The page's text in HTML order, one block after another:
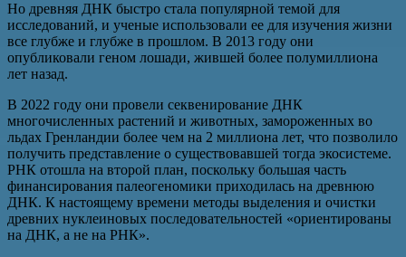
Но древняя ДНК быстро стала популярной темой для
исследований, и ученые использовали ее для изучения жизни
все глубже и глубже в прошлом. В 2013 году они
опубликовали геном лошади, жившей более полумиллиона
лет назад.
В 2022 году они провели секвенирование ДНК
многочисленных растений и животных, замороженных во
льдах Гренландии более чем на 2 миллиона лет, что позволило
получить представление о существовавшей тогда экосистеме.
РНК отошла на второй план, поскольку большая часть
финансирования палеогеномики приходилась на древнюю
ДНК. К настоящему времени методы выделения и очистки
древних нуклеиновых последовательностей «ориентированы
на ДНК, а не на РНК».